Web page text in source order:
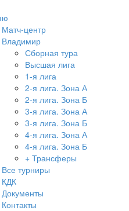
Матч-центр
Владимир
Сборная тура
Высшая лига
1-я лига
2-я лига. Зона А
2-я лига. Зона Б
3-я лига. Зона А
3-я лига. Зона Б
4-я лига. Зона А
4-я лига. Зона Б
+ Трансферы
Все турниры
КДК
Документы
Контакты